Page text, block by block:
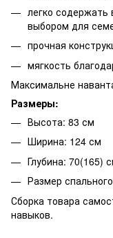
легко содержать
выбором для
прочная
мягкость
Максимальне
Размеры:
Высота: 83 см
Ширина: 124 см
Глубина: 70(165)
Размер
Сборка товара
навыков.